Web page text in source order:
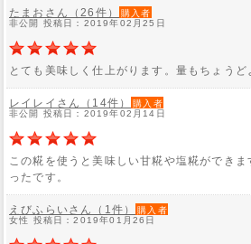
たまおさん（26件）
購入者
非公開 投稿日：2019年02月25日
とても美味しく仕上がります。量もちょうど
レイレイさん（14件）
購入者
非公開 投稿日：2019年02月14日
この糀を使うと美味しい甘糀や塩糀ができ
ったです。
えびふらいさん（1件）
購入者
女性 投稿日：2019年01月26日